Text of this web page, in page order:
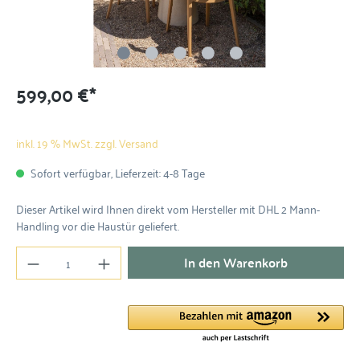
599,00 €*
inkl. 19 % MwSt. zzgl. Versand
Sofort verfügbar, Lieferzeit: 4-8 Tage
Dieser Artikel wird Ihnen direkt vom Hersteller mit DHL 2 Mann-
Handling vor die Haustür geliefert.
In den Warenkorb